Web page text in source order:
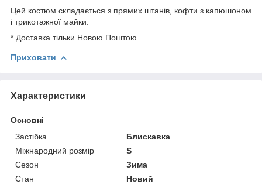
Цей костюм складається з прямих штанів, кофти з капюшоном
і трикотажної майки.
* Доставка тільки Новою Поштою
Приховати
Характеристики
Основні
Застібка
Блискавка
Міжнародний розмір
S
Сезон
Зима
Стан
Новий